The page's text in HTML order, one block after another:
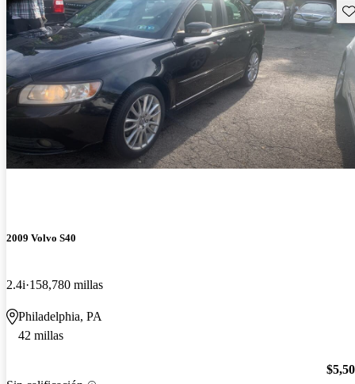
2009 Volvo S40
2.4i 158,780 millas
Philadelphia, PA
42 millas